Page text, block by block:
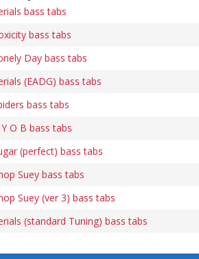
bass tabs
bass tabs
Day bass tabs
(EADG) bass tabs
bass tabs
O B bass tabs
(perfect) bass tabs
Suey bass tabs
Suey (ver 3) bass tabs
(standard Tuning) bass tabs